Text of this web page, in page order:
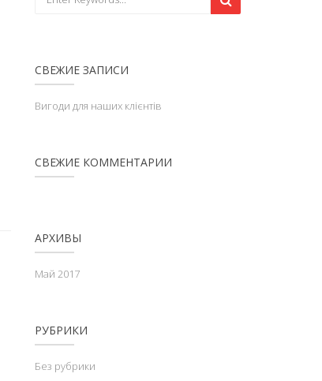
СВЕЖИЕ ЗАПИСИ
Вигоди для наших клієнтів
СВЕЖИЕ КОММЕНТАРИИ
АРХИВЫ
Май 2017
РУБРИКИ
Без рубрики